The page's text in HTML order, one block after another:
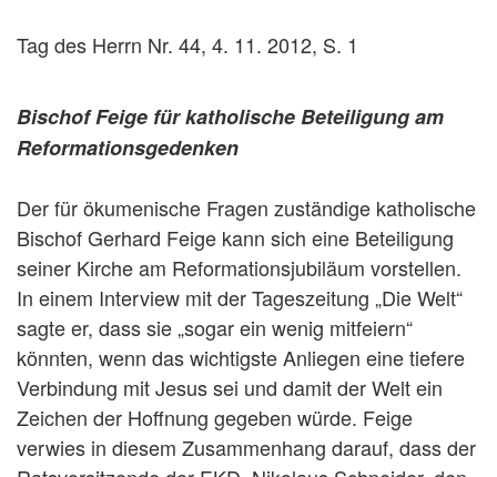
Tag des Herrn Nr. 44, 4. 11. 2012, S. 1
Bischof Feige für katholische Beteiligung am
Reformationsgedenken
Der für ökumenische Fragen zuständige katholische
Bischof Gerhard Feige kann sich eine Beteiligung
seiner Kirche am Reformationsjubiläum vorstellen.
In einem Interview mit der Tageszeitung „Die Welt“
sagte er, dass sie „sogar ein wenig mitfeiern“
könnten, wenn das wichtigste Anliegen eine tiefere
Verbindung mit Jesus sei und damit der Welt ein
Zeichen der Hoffnung gegeben würde. Feige
verwies in diesem Zusammenhang darauf, dass der